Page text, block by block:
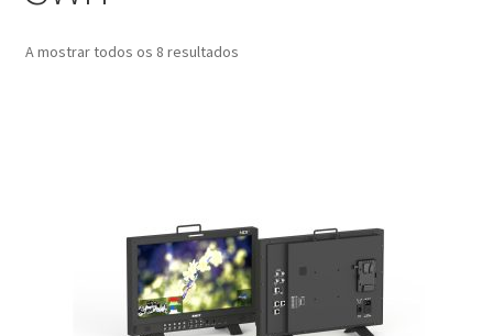
A mostrar todos os 8 resultados